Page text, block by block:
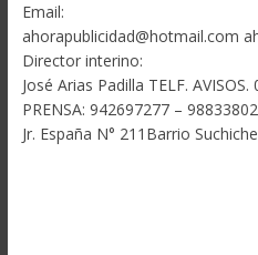
Email:
ahorapublicidad@hotmail.com
Director interino:
José Arias Padilla TELF.
PRENSA: 942697277 –
Jr. España N° 211Barrio